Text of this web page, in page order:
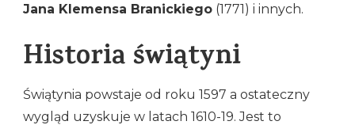
Jana Klemensa Branickiego (1771) i innych.
Historia świątyni
Świątynia powstaje od roku 1597 a ostateczny
wygląd uzyskuje w latach 1610-19. Jest to